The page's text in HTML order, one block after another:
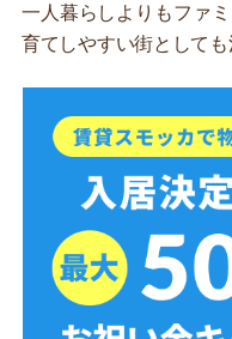
一人暮らしよりもファ
育てしやすい街としても